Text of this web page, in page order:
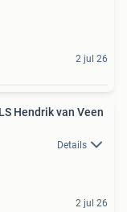
2 jul 26
Hendrik van Veen
Details
2 jul 26